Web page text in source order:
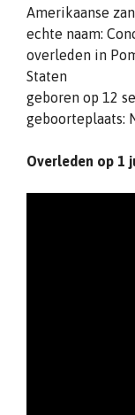
Amerikaanse
echte naam:
overleden in
Staten
geboren op 12
geboorteplaats:
Overleden op 1